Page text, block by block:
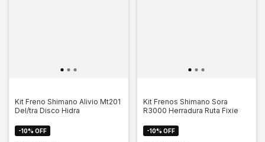
Kit Freno Shimano Alivio Mt201
Del/tra Disco Hidra
-10% OFF
Kit Frenos Shimano Sora
R3000 Herradura Ruta Fixie
-10% OFF